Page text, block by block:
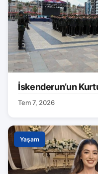
İskenderun’un
Tem 7, 2026
Yaşam